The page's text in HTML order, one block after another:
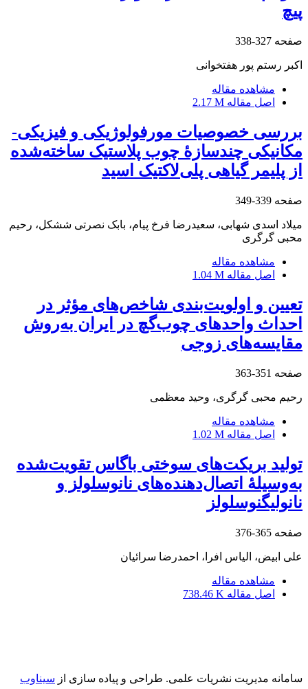
پیچ
صفحه 327-338
اکبر رستم پور هفتخوانی
مشاهده مقاله
اصل مقاله 2.17 M
بررسی خصوصیات مورفولوژیکی و فیزیکی-
مکانیکی چندسازۀ چوب پلاستیک ساخته‌شده
از پلیمر گیاهی پلی‌لاکتیک اسید
صفحه 339-349
میلاد اسدی شهابی، سعیدرضا فرخ پیام، بابک نصرتی ششکل، رحیم
محبی گرگری
مشاهده مقاله
اصل مقاله 1.04 M
تعیین و اولویت‌بندی شاخص‌های مؤثر در
احداث واحدهای چوب‌گچ در ایران به‌روش
مقایسه‌های زوجی
صفحه 351-363
رحیم محبی گرگری، وحید معظمی
مشاهده مقاله
اصل مقاله 1.02 M
تولید بریکت‌های سوختی باگاس تقویت‌شده
به‌وسیلۀ اتصال‌دهنده‌های نانوسلولز و
نانولیگنوسلولز
صفحه 365-376
علی ابیض، الیاس افرا، احمدرضا سرائیان
مشاهده مقاله
اصل مقاله 738.46 K
سامانه مدیریت نشریات علمی. طراحی و پیاده سازی از سیناوب